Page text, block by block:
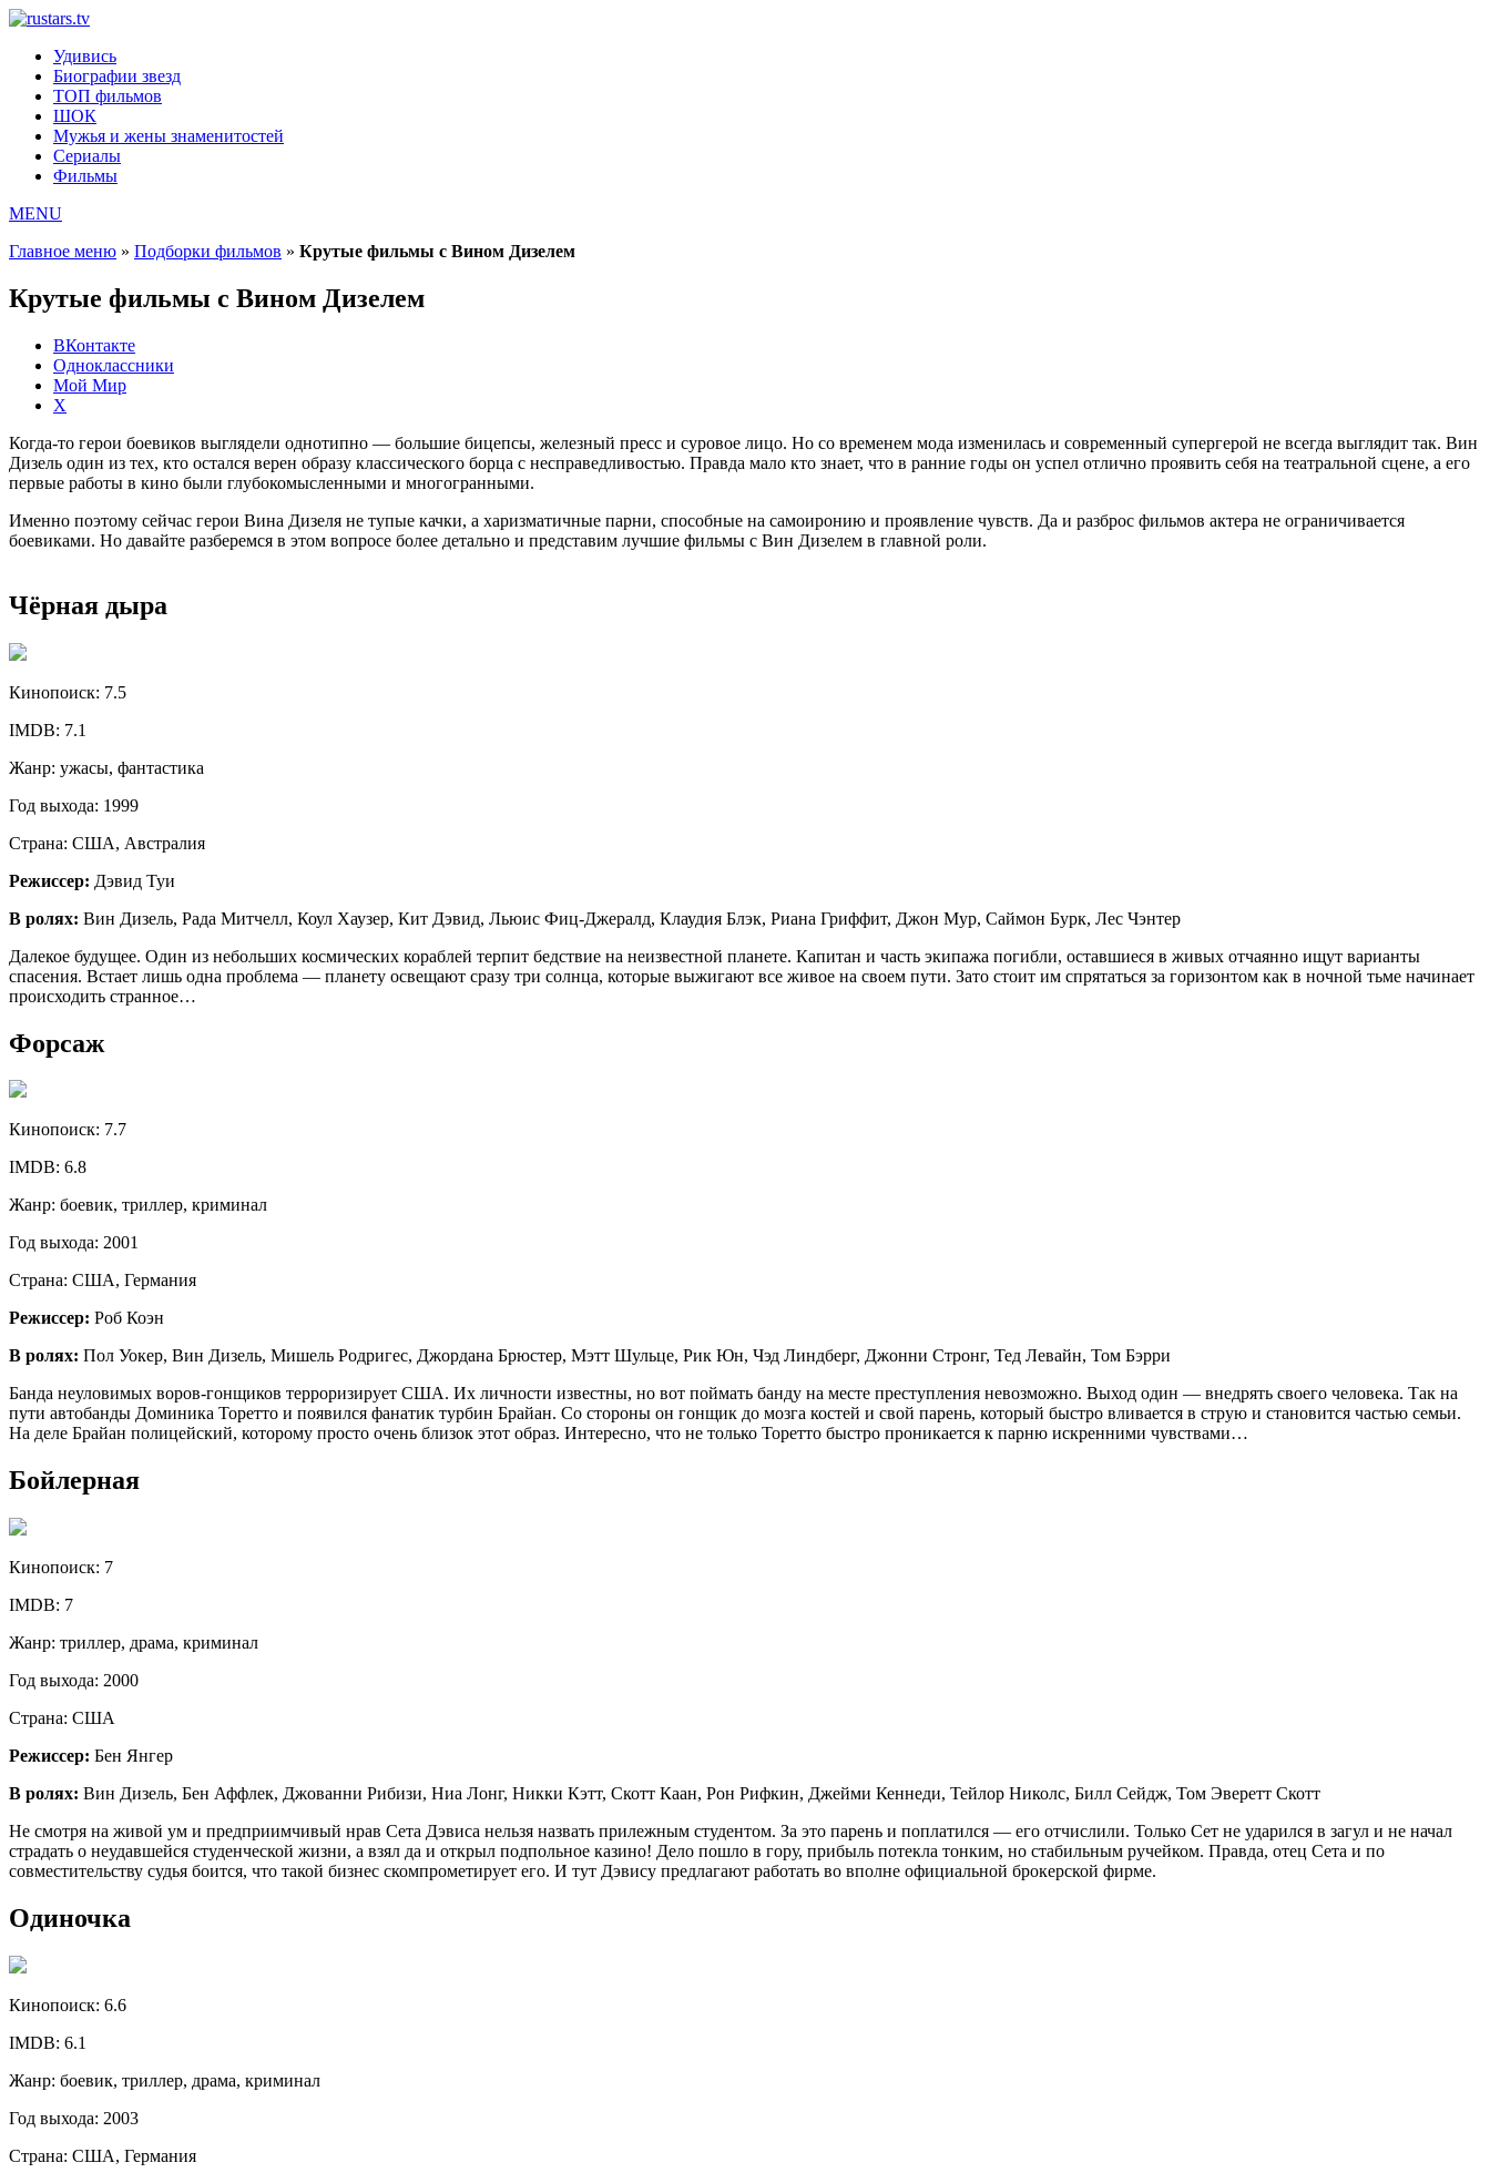
Удивись
Биографии звезд
ТОП фильмов
ШОК
Мужья и жены знаменитостей
Сериалы
Фильмы
MENU
Главное меню » Подборки фильмов » Крутые фильмы с Вином Дизелем
Крутые фильмы с Вином Дизелем
ВКонтакте
Одноклассники
Мой Мир
X
Когда-то герои боевиков выглядели однотипно — большие бицепсы, железный пресс и суровое лицо. Но со временем мода изменилась и современный супергерой не всегда выглядит так. Вин
Дизель один из тех, кто остался верен образу классического борца с несправедливостью. Правда мало кто знает, что в ранние годы он успел отлично проявить себя на театральной сцене, а его
первые работы в кино были глубокомысленными и многогранными.
Именно поэтому сейчас герои Вина Дизеля не тупые качки, а харизматичные парни, способные на самоиронию и проявление чувств. Да и разброс фильмов актера не ограничивается
боевиками. Но давайте разберемся в этом вопросе более детально и представим лучшие фильмы с Вин Дизелем в главной роли.
Чёрная дыра
Кинопоиск: 7.5
IMDB: 7.1
Жанр: ужасы, фантастика
Год выхода: 1999
Страна: США, Австралия
Режиссер: Дэвид Туи
В ролях: Вин Дизель, Рада Митчелл, Коул Хаузер, Кит Дэвид, Льюис Фиц-Джералд, Клаудия Блэк, Риана Гриффит, Джон Мур, Саймон Бурк, Лес Чэнтер
Далекое будущее. Один из небольших космических кораблей терпит бедствие на неизвестной планете. Капитан и часть экипажа погибли, оставшиеся в живых отчаянно ищут варианты
спасения. Встает лишь одна проблема — планету освещают сразу три солнца, которые выжигают все живое на своем пути. Зато стоит им спрятаться за горизонтом как в ночной тьме начинает
происходить странное…
Форсаж
Кинопоиск: 7.7
IMDB: 6.8
Жанр: боевик, триллер, криминал
Год выхода: 2001
Страна: США, Германия
Режиссер: Роб Коэн
В ролях: Пол Уокер, Вин Дизель, Мишель Родригес, Джордана Брюстер, Мэтт Шульце, Рик Юн, Чэд Линдберг, Джонни Стронг, Тед Левайн, Том Бэрри
Банда неуловимых воров-гонщиков терроризирует США. Их личности известны, но вот поймать банду на месте преступления невозможно. Выход один — внедрять своего человека. Так на
пути автобанды Доминика Торетто и появился фанатик турбин Брайан. Со стороны он гонщик до мозга костей и свой парень, который быстро вливается в струю и становится частью семьи.
На деле Брайан полицейский, которому просто очень близок этот образ. Интересно, что не только Торетто быстро проникается к парню искренними чувствами…
Бойлерная
Кинопоиск: 7
IMDB: 7
Жанр: триллер, драма, криминал
Год выхода: 2000
Страна: США
Режиссер: Бен Янгер
В ролях: Вин Дизель, Бен Аффлек, Джованни Рибизи, Ниа Лонг, Никки Кэтт, Скотт Каан, Рон Рифкин, Джейми Кеннеди, Тейлор Николс, Билл Сейдж, Том Эверетт Скотт
Не смотря на живой ум и предприимчивый нрав Сета Дэвиса нельзя назвать прилежным студентом. За это парень и поплатился — его отчислили. Только Сет не ударился в загул и не начал
страдать о неудавшейся студенческой жизни, а взял да и открыл подпольное казино! Дело пошло в гору, прибыль потекла тонким, но стабильным ручейком. Правда, отец Сета и по
совместительству судья боится, что такой бизнес скомпрометирует его. И тут Дэвису предлагают работать во вполне официальной брокерской фирме.
Одиночка
Кинопоиск: 6.6
IMDB: 6.1
Жанр: боевик, триллер, драма, криминал
Год выхода: 2003
Страна: США, Германия